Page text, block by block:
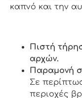
καπνό και την
Πιστή
αρχών.
Παραμονή
Σε
περιοχές